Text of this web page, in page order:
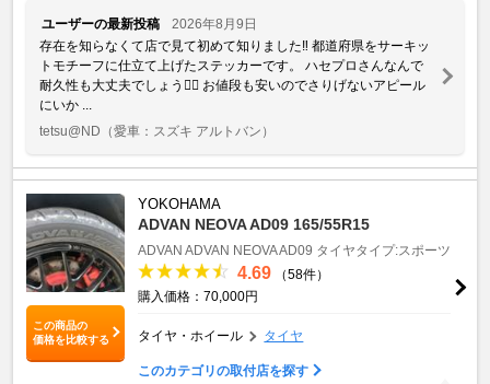
ユーザーの最新投稿
2026年8月9日
存在を知らなくて店で見て初めて知りました‼️ 都道府県をサーキッ
トモチーフに仕立て上げたステッカーです。 ハセプロさんなんで
耐久性も大丈夫でしょう🙆‍♀️ お値段も安いのでさりげないアピール
にいか ...
tetsu@ND （愛車：スズキ アルトバン）
この商品の
価格を比較する
YOKOHAMA
ADVAN NEOVA AD09 165/55R15
ADVAN ADVAN NEOVA AD09 タイヤタイプ:スポーツ
4.69
（58件）
購入価格：70,000円
タイヤ・ホイール タイヤ
このカテゴリの取付店を探す